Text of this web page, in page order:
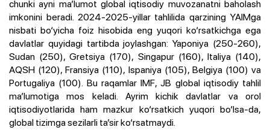
chunki ayni ma’lumot global iqtisodiy muvozanatni baholash
imkonini beradi. 2024-2025-yillar tahlilida qarzining YAIMga
nisbati bo‘yicha foiz hisobida eng yuqori ko‘rsatkichga ega
davlatlar quyidagi tartibda joylashgan: Yaponiya (250-260),
Sudan (250), Gretsiya (170), Singapur (160), Italiya (140),
AQSH (120), Fransiya (110), Ispaniya (105), Belgiya (100) va
Portugaliya (100). Bu raqamlar IMF, JB global iqtisodiy tahlil
ma’lumotiga mos keladi. Ayrim kichik davlatlar va orol
iqtisodiyotlarida ham mazkur ko‘rsatkich yuqori bo‘lsa-da,
global tizimga sezilarli ta’sir ko‘rsatmaydi.